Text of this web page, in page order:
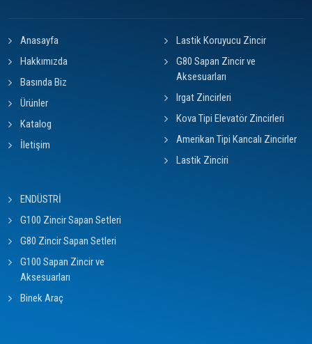
Anasayfa
Hakkımızda
Basında Biz
Ürünler
Katalog
İletişim
Lastik Koruyucu Zincir
G80 Sapan Zincir ve
Aksesuarları
Irgat Zincirleri
Kova Tipi Elevatör Zincirleri
Amerikan Tipi Kancalı Zincirler
Lastik Zinciri
ENDÜSTRİ
G100 Zincir Sapan Setleri
G80 Zincir Sapan Setleri
G100 Sapan Zincir ve
Aksesuarları
Binek Araç